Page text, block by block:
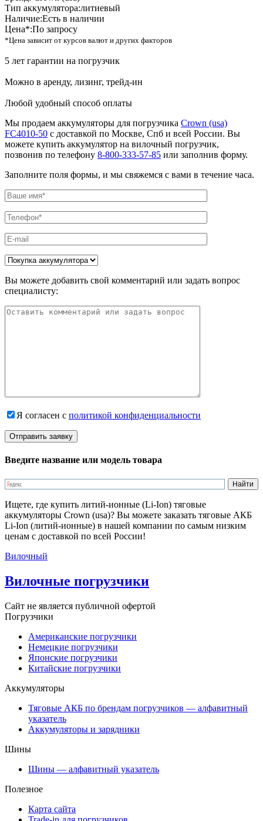
Тип аккумулятора:литиевый
Наличие:Есть в наличии
Цена*:По запросу
*Цена зависит от курсов валют и других факторов
5 лет гарантии на погрузчик
Можно в аренду, лизинг, трейд-ин
Любой удобный способ оплаты
Мы продаем аккумуляторы для погрузчика Crown (usa)
FC4010-50 с доставкой по Москве, Спб и всей России. Вы
можете купить аккумулятор на вилочный погрузчик,
позвонив по телефону 8-800-333-57-85 или заполнив форму.
Заполните поля формы, и мы свяжемся с вами в течение часа.
Вы можете добавить свой комментарий или задать вопрос
специалисту:
Я согласен с политикой конфиденциальности
Введите название или модель товара
Ищете, где купить литий-ионные (Li-Ion) тяговые
аккумуляторы Crown (usa)? Вы можете заказать тяговые АКБ
Li-Ion (литий-ионные) в нашей компании по самым низким
ценам с доставкой по всей России!
Вилочный
Вилочные погрузчики
Сайт не является публичной офертой
Погрузчики
Американские погрузчики
Немецкие погрузчики
Японские погрузчики
Китайские погрузчики
Аккумуляторы
Тяговые АКБ по брендам погрузчиков — алфавитный
указатель
Аккумуляторы и зарядники
Шины
Шины — алфавитный указатель
Полезное
Карта сайта